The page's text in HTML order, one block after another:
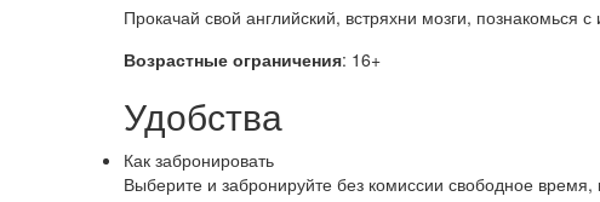
Прокачай свой английский, встряхни мозги, познакомься
Возрастные ограничения: 16+
Удобства
Как забронировать
Выберите и забронируйте без комиссии свободное время,